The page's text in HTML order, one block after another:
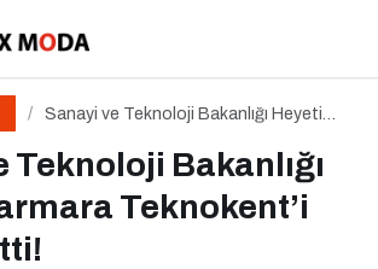
Sanayi ve Teknoloji Bakanlığı Heyeti
Teknoloji Bakanlığı
Teknokent’i
Tekmer’in Kurucusu Elkar Port’tan
Atılımı: AET Electronics’e Stratejik